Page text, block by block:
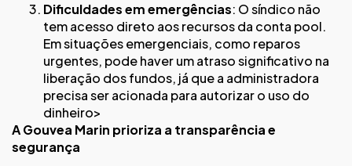
Dificuldades em emergências: O síndico não
tem acesso direto aos recursos da conta pool.
Em situações emergenciais, como reparos
urgentes, pode haver um atraso significativo na
liberação dos fundos, já que a administradora
precisa ser acionada para autorizar o uso do
dinheiro>
A Gouvea Marin prioriza a transparência e
segurança